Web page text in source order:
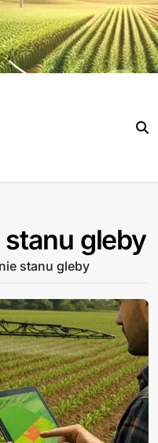
gleby
stanu gleby